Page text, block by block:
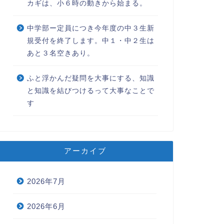
2020年5月18日
カギは、小６時の動きから始まる。
中学部ー定員につき今年度の中３生新
規受付を終了します。中１・中２生は
あと３名空きあり。
ふと浮かんだ疑問を大事にする、知識
と知識を結びつけるって大事なことで
す
アーカイブ
2026年7月
2026年6月